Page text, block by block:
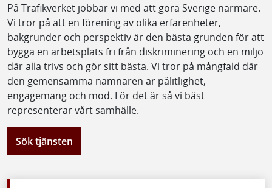
På Trafikverket jobbar vi med att göra Sverige närmare.
Vi tror på att en förening av olika erfarenheter,
bakgrunder och perspektiv är den bästa grunden för att
bygga en arbetsplats fri från diskriminering och en miljö
där alla trivs och gör sitt bästa. Vi tror på mångfald där
den gemensamma nämnaren är pålitlighet,
engagemang och mod. För det är så vi bäst
representerar vårt samhälle.
Sök tjänsten